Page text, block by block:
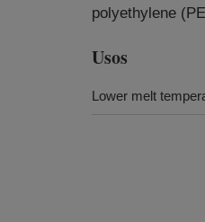
polyethylene
Usos
Lower melt